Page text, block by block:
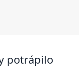
potrápilo